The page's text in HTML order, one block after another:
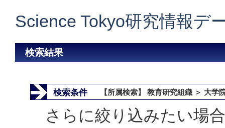
Science Tokyo研究情報デ
検索結果
検索条件 【所属検索】 教育研究組織 ＞ 大学
さらに絞り込みたい場